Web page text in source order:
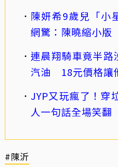
陳妍希9歲兒「小
網驚：陳曉縮小版
連晨翔騎車竟半路
汽油 18元價格讓
JYP又玩瘋了！穿
人一句話全場笑翻
#陳沂